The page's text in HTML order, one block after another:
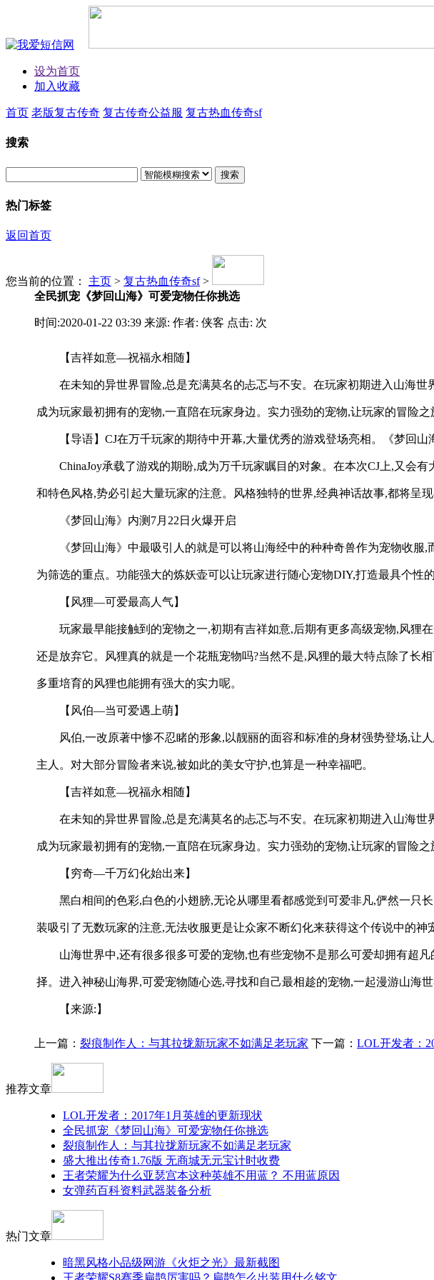
设为首页
加入收藏
首页 老版复古传奇 复古传奇公益服 复古热血传奇sf
搜索
搜索
热门标签
返回首页
您当前的位置： 主页 > 复古热血传奇sf>
全民抓宠《梦回山海》可爱宠物任你挑选
时间:2020-01-22 03:39 来源: 作者: 侠客 点击: 次
【吉祥如意—祝福永相随】
在未知的异世界冒险,总是充满莫名的忐忑与不安。在玩家初期进入山海
成为玩家最初拥有的宠物,一直陪在玩家身边。实力强劲的宠物,让玩家的冒险之
【导语】CJ在万千玩家的期待中开幕,大量优秀的游戏登场亮相。《梦回
ChinaJoy承载了游戏的期盼,成为万千玩家瞩目的对象。在本次CJ上,又会
和特色风格,势必引起大量玩家的注意。风格独特的世界,经典神话故事,都将呈
《梦回山海》内测7月22日火爆开启
《梦回山海》中最吸引人的就是可以将山海经中的种种奇兽作为宠物收
为筛选的重点。功能强大的炼妖壶可以让玩家进行随心宠物DIY,打造最具个性
【风狸—可爱最高人气】
玩家最早能接触到的宠物之一,初期有吉祥如意,后期有更多高级宠物,风狸
还是放弃它。风狸真的就是一个花瓶宠物吗?当然不是,风狸的最大特点除了长
多重培育的风狸也能拥有强大的实力呢。
【风伯—当可爱遇上萌】
风伯,一改原著中惨不忍睹的形象,以靓丽的面容和标准的身材强势登场,让
主人。对大部分冒险者来说,被如此的美女守护,也算是一种幸福吧。
【吉祥如意—祝福永相随】
在未知的异世界冒险,总是充满莫名的忐忑与不安。在玩家初期进入山海
成为玩家最初拥有的宠物,一直陪在玩家身边。实力强劲的宠物,让玩家的冒险之
【穷奇—千万幻化始出来】
黑白相间的色彩,白色的小翅膀,无论从哪里看都感觉到可爱非凡,俨然一只
装吸引了无数玩家的注意,无法收服更是让众家不断幻化来获得这个传说中的神
山海世界中,还有很多很多可爱的宠物,也有些宠物不是那么可爱却拥有超
择。进入神秘山海界,可爱宠物随心选,寻找和自己最相趁的宠物,一起漫游山海世
【来源:】
上一篇： 裂痕制作人：与其拉拢新玩家不如满足老玩家 下一篇： LOL开发者：
推荐文章
LOL开发者：2017年1月英雄的更新现状
全民抓宠《梦回山海》可爱宠物任你挑选
裂痕制作人：与其拉拢新玩家不如满足老玩家
盛大推出传奇1.76版 无商城无元宝计时收费
王者荣耀为什么亚瑟宫本这种英雄不用蓝？ 不用蓝原因
女弹药百科资料武器装备分析
热门文章
暗黑风格小品级网游《火炬之光》最新截图
王者荣耀S8赛季扁鹊厉害吗？扁鹊怎么出装用什么铭文